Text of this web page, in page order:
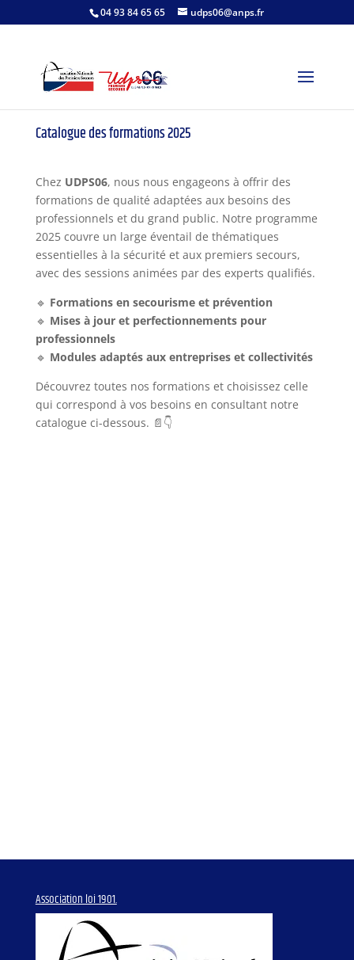
04 93 84 65 65 udps06@anps.fr
Catalogue des formations 2025
Chez UDPS06, nous nous engageons à offrir des
formations de qualité adaptées aux besoins des
professionnels et du grand public. Notre programme
2025 couvre un large éventail de thématiques
essentielles à la sécurité et aux premiers secours,
avec des sessions animées par des experts qualifiés.
🔹 Formations en secourisme et prévention
🔹 Mises à jour et perfectionnements pour
professionnels
🔹 Modules adaptés aux entreprises et collectivités
Découvrez toutes nos formations et choisissez celle
qui correspond à vos besoins en consultant notre
catalogue ci-dessous. 📄👇
Association loi 1901.